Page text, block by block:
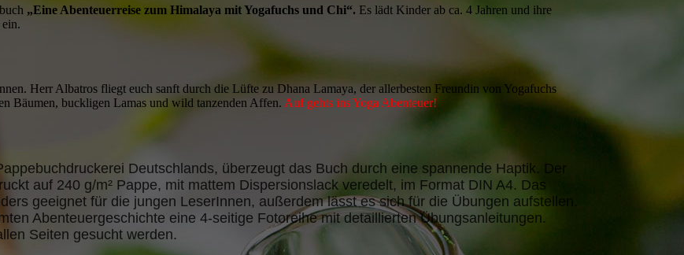
„Eine Abenteuerreise zum Himalaya mit Yogafuchs und Chi“. Es lädt Kinder ab ca. 4 Jahren und ihre
Herr Albatros fliegt euch sanft durch die Lüfte zu Dhana Lamaya, der allerbesten Freundin von Yogafuchs
Bäumen, buckligen Lamas und wild tanzenden Affen. Auf gehts ins Yoga Abenteuer!
Deutschlands, überzeugt das Buch durch eine spannende Haptik. Der
auf 240 g/m² Pappe, mit mattem Dispersionslack veredelt, im Format DIN A4. Das
geeignet für die jungen LeserInnen, außerdem lässt es sich für die Übungen aufstellen.
Abenteuergeschichte eine 4-seitige Fotoreihe mit detaillierten Übungsanleitungen.
Seiten gesucht werden.